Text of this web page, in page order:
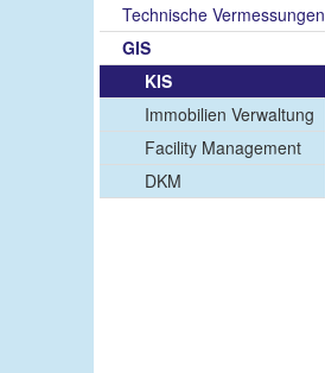
Technische Vermessungen
GIS
KIS
Immobilien Verwaltung
Facility Management
DKM